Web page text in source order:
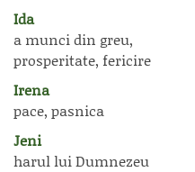
Ida
a munci din greu,
prosperitate, fericire
Irena
pace, pasnica
Jeni
harul lui Dumnezeu